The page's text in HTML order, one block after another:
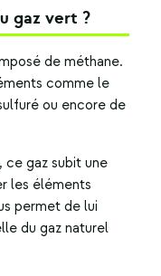
gaz vert ?
de méthane.
comme le
ou encore de
ce gaz subit une
les éléments
permet de lui
du gaz naturel